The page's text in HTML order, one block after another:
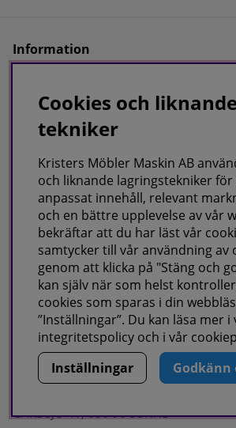
Information
Köpvillkor
Fraktvillkor
Faktura/Delbetalning
Integritetspolicy
Cookies
Om oss
Om oss
Kontakta oss
KRISTERS MÖBLER MASKIN AB
GÅRDSJÖ 41, 686 96 SUNNE
Cookies och liknande
tekniker
Kristers Möbler Maskin AB
och liknande lagringstekniker
anpassat innehåll, relevant
och en bättre upplevelse av vår
bekräftar att du har läst vår
samtycker till vår användning av
genom att klicka på "Stäng och
kan själv när som helst
cookies som sparas i din
”Inställningar”. Du kan läsa mer i
integritetspolicy och i vår
Inställningar
Godkänn